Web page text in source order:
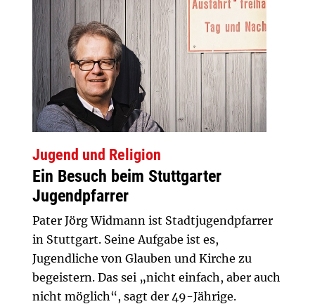
Jugend und Religion
Ein Besuch beim Stuttgarter
Jugendpfarrer
Pater Jörg Widmann ist Stadtjugendpfarrer
in Stuttgart. Seine Aufgabe ist es,
Jugendliche von Glauben und Kirche zu
begeistern. Das sei „nicht einfach, aber auch
nicht möglich“, sagt der 49-Jährige.